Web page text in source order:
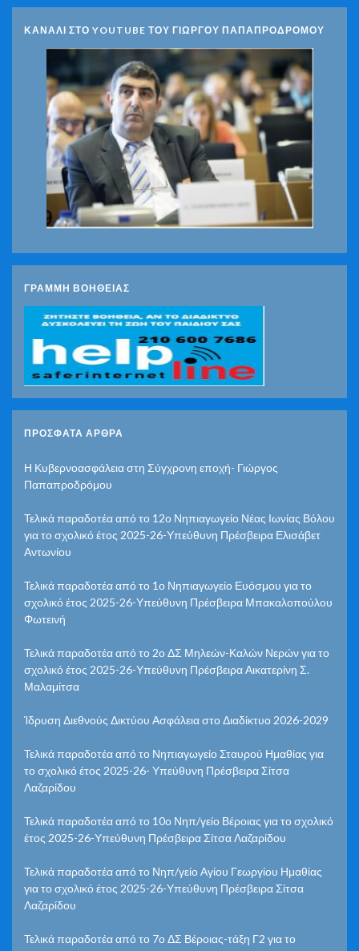
ΚΑΝΑΛΙ ΣΤΟ YOUTUBE ΤΟΥ ΓΙΩΡΓΟΥ ΠΑΠΑΠΡΟΔΡΟΜΟΥ
ΓΡΑΜΜΗ ΒΟΗΘΕΙΑΣ
ΠΡΌΣΦΑΤΑ ΆΡΘΡΑ
Η Κυβερνοασφάλεια στη Σύγχρονη εποχή- Γιώργος
Παπαπροδρόμου
Τελικά παραδοτέα από το 12ο Νηπιαγωγείο Νέας Ιωνίας Βόλου
για το σχολικό έτος 2025-26-Υπεύθυνη Πρέσβειρα Ελισάβετ
Αντωνίου
Τελικά παραδοτέα από το 1ο Νηπιαγωγείο Ευόσμου για το
σχολικό έτος 2025-26-Υπεύθυνη Πρέσβειρα Μπακαλοπούλου
Φωτεινή
Τελικά παραδοτέα από το 2ο ΔΣ Μηλεών-Καλών Νερών για το
σχολικό έτος 2025-26-Υπεύθυνη Πρέσβειρα Αικατερίνη Σ.
Μαλαμίτσα
Ίδρυση Διεθνούς Δικτύου Ασφάλεια στο Διαδίκτυο 2026-2029
Τελικά παραδοτέα από το Νηπιαγωγείο Σταυρού Ημαθίας για
το σχολικό έτος 2025-26- Υπεύθυνη Πρέσβειρα Σίτσα
Λαζαρίδου
Τελικά παραδοτέα από το 10ο Νηπ/γείο Βέροιας για το σχολικό
έτος 2025-26-Υπεύθυνη Πρέσβειρα Σίτσα Λαζαρίδου
Τελικά παραδοτέα από το Νηπ/γείο Αγίου Γεωργίου Ημαθίας
για το σχολικό έτος 2025-26-Υπεύθυνη Πρέσβειρα Σίτσα
Λαζαρίδου
Τελικά παραδοτέα από το 7ο ΔΣ Βέροιας-τάξη Γ2 για το